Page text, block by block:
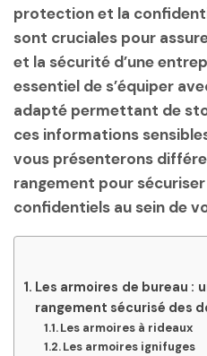
protection et la
sont cruciales pour
et la sécurité d’une
essentiel de s’équiper
adapté permettant de
ces informations
vous présenterons
rangement pour
confidentiels au sein de
Les armoires de bureau :
rangement sécurisé des
Les armoires à rideaux
Les armoires ignifuges